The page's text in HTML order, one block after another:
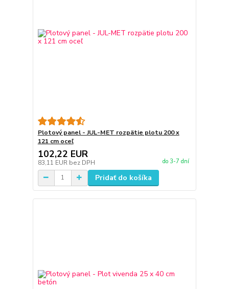
Plotový panel - JUL-MET rozpätie plotu 200 x
121 cm oceľ
102,22 EUR
83,11 EUR bez DPH do 3-7 dní
Pridať do košíka